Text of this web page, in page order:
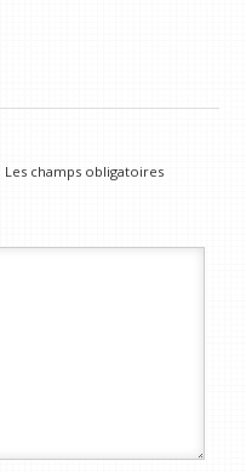
Les champs obligatoires